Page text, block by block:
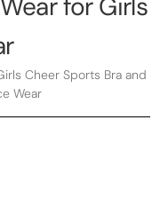
Cheer Sports Bra and
Wear